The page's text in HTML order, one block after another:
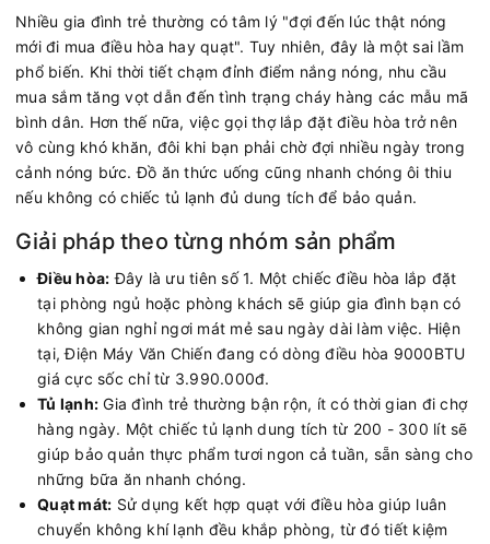
Nhiều gia đình trẻ thường có tâm lý "đợi đến lúc thật nóng
mới đi mua điều hòa hay quạt". Tuy nhiên, đây là một sai lầm
phổ biến. Khi thời tiết chạm đỉnh điểm nắng nóng, nhu cầu
mua sắm tăng vọt dẫn đến tình trạng cháy hàng các mẫu mã
bình dân. Hơn thế nữa, việc gọi thợ lắp đặt điều hòa trở nên
vô cùng khó khăn, đôi khi bạn phải chờ đợi nhiều ngày trong
cảnh nóng bức. Đồ ăn thức uống cũng nhanh chóng ôi thiu
nếu không có chiếc tủ lạnh đủ dung tích để bảo quản.
Giải pháp theo từng nhóm sản phẩm
Điều hòa: Đây là ưu tiên số 1. Một chiếc điều hòa lắp đặt
tại phòng ngủ hoặc phòng khách sẽ giúp gia đình bạn có
không gian nghỉ ngơi mát mẻ sau ngày dài làm việc. Hiện
tại, Điện Máy Văn Chiến đang có dòng điều hòa 9000BTU
giá cực sốc chỉ từ 3.990.000đ.
Tủ lạnh: Gia đình trẻ thường bận rộn, ít có thời gian đi chợ
hàng ngày. Một chiếc tủ lạnh dung tích từ 200 - 300 lít sẽ
giúp bảo quản thực phẩm tươi ngon cả tuần, sẵn sàng cho
những bữa ăn nhanh chóng.
Quạt mát: Sử dụng kết hợp quạt với điều hòa giúp luân
chuyển không khí lạnh đều khắp phòng, từ đó tiết kiệm